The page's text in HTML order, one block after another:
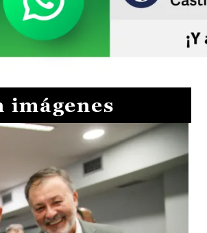
imágenes